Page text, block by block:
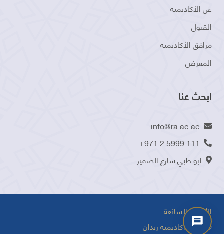
عن الأكاديمية
القبول
مرافق الأكاديمية
المعرض
ابحث عنا
info@ra.ac.ae
+971 2 5999 111
ابو ظبي شارع الضفير
©2025 أكاديمية ربدان
الأسئلة الشائعة